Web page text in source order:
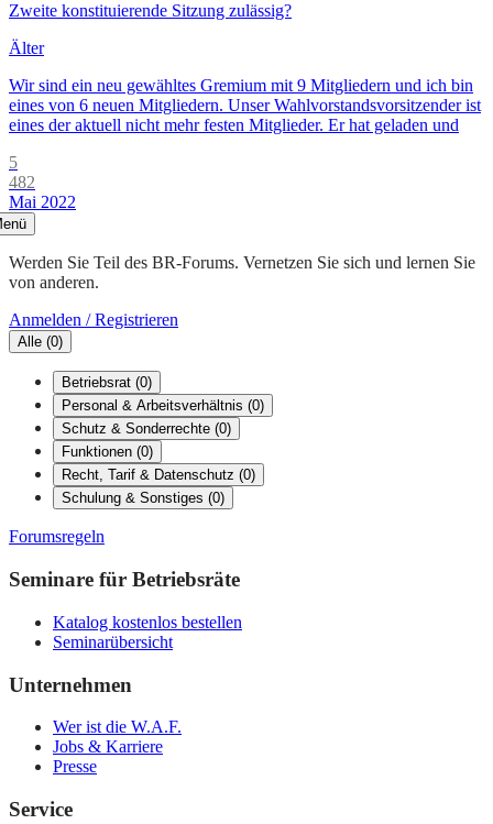
Zweite konstituierende Sitzung zulässig?
Älter
Wir sind ein neu gewähltes Gremium mit 9 Mitgliedern und ich bin
eines von 6 neuen Mitgliedern. Unser Wahlvorstandsvorsitzender ist
eines der aktuell nicht mehr festen Mitglieder. Er hat geladen und
5
482
Mai 2022
Werden Sie Teil des BR-Forums. Vernetzen Sie sich und lernen Sie
von anderen.
Anmelden / Registrieren
Alle (0)
Betriebsrat (0)
Personal & Arbeitsverhältnis (0)
Schutz & Sonderrechte (0)
Funktionen (0)
Recht, Tarif & Datenschutz (0)
Schulung & Sonstiges (0)
Forumsregeln
Seminare für Betriebsräte
Katalog kostenlos bestellen
Seminarübersicht
Unternehmen
Wer ist die W.A.F.
Jobs & Karriere
Presse
Service